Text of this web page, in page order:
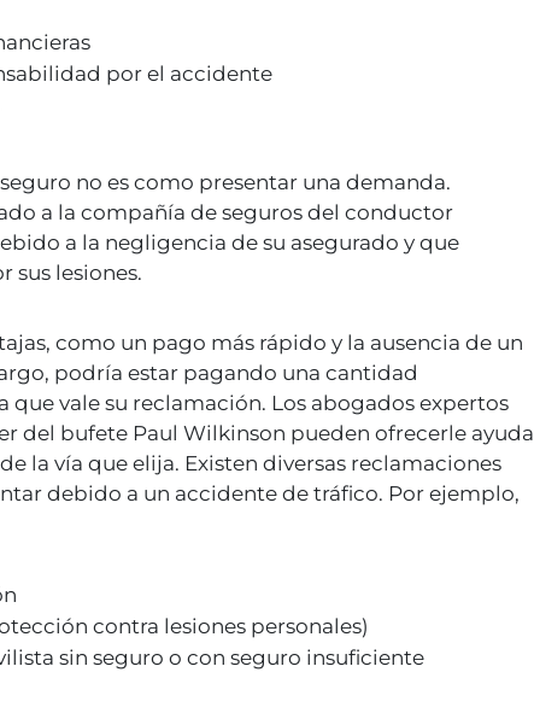
por el accidente
no es como presentar una demanda.
a la compañía de seguros del conductor
a la negligencia de su asegurado y que
sus lesiones.
como un pago más rápido y la ausencia de un
podría estar pagando una cantidad
vale su reclamación. Los abogados expertos
del bufete Paul Wilkinson pueden ofrecerle ayuda
la vía que elija. Existen diversas reclamaciones
debido a un accidente de tráfico. Por ejemplo,
contra lesiones personales)
sin seguro o con seguro insuficiente